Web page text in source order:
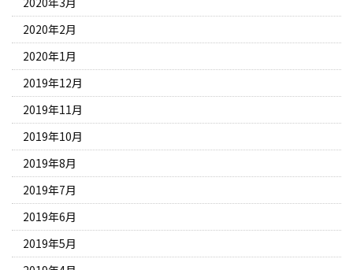
2020年2月
2020年1月
2019年12月
2019年11月
2019年10月
2019年8月
2019年7月
2019年6月
2019年5月